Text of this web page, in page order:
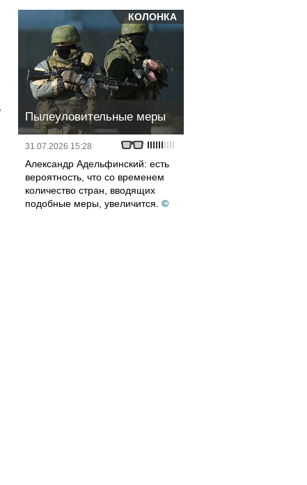
КОЛОНКА
Пылеуловительные меры
31.07.2026 15:28
Александр Адельфинский: есть
вероятность, что со временем
количество стран, вводящих
подобные меры, увеличится. ©